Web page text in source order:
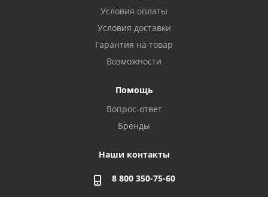
Условия оплаты
Условия доставки
Гарантия на товар
Возможности
Помощь
Вопрос-ответ
Бренды
Наши контакты
8 800 350-75-60